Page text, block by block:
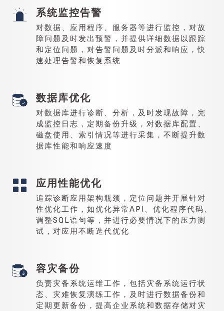
系统监控告警
对数据、应用程序、服务器等进行监控，对故
障问题及时发出预警，并提供详细数据以跟踪
和定位问题，对告警问题及时分派和响应，快
速处理告警和恢复系统
数据库优化
对数据库进行诊断、分析，及时发现故障，完
成监控日志，定期备份升级，对数据库配置、
磁盘使用、索引情况等进行采集，不断提升数
据库性能和响应速度
应用性能优化
追踪诊断应用架构瓶颈，定位问题并开展针对
性优化工作，如优化异常API、优化程序代码、
调整SQL语句等，并进行必要情况下的压力测
试，对应用不断迭代优化
容灾备份
负责灾备系统运维工作，包括灾备系统运行状
态、灾难恢复演练工作，及时进行数据备份和
定期更新备份，提高企业系统和数据存储对灾